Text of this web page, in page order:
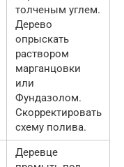
толченым углем.
Дерево
опрыскать
раствором
марганцовки
или
Фундазолом.
Скорректировать
схему полива.
Деревце